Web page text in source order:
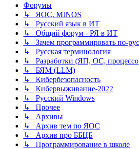
Форумы
↳ ЯОС, MINOS
↳ Русский язык в ИТ
↳ Общий форум - РЯ в ИТ
↳ Зачем программировать по-
↳ Русская терминология
↳ Разработки (ЯП, ОС,
↳ БЯМ (LLM)
↳ Кибербезопасность
↳ Кибервыживание-2022
↳ Русский Windows
↳ Прочее
↳ Архивы
↳ Архив тем по ЯОС
↳ Архив про ББЦБ
↳ Программирование в школе